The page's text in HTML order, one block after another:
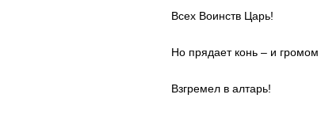
Всех Воинств Царь!
Но прядает конь – и громом
Взгремел в алтарь!